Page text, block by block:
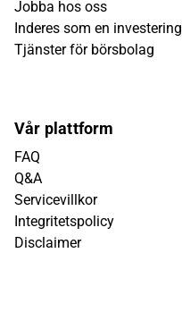
Jobba hos oss
Inderes som en investering
Tjänster för börsbolag
Vår plattform
FAQ
Q&A
Servicevillkor
Integritetspolicy
Disclaimer